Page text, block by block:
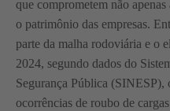
que comprometem não
o patrimônio das empresas.
parte da malha rodoviária e o
2024, segundo dados do
Segurança Pública (SINESP),
ocorrências de roubo de